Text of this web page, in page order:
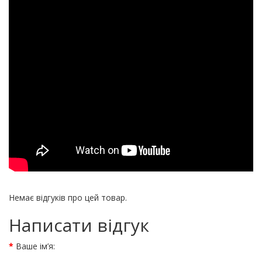
Немає відгуків про цей товар.
Написати відгук
Ваше ім’я: